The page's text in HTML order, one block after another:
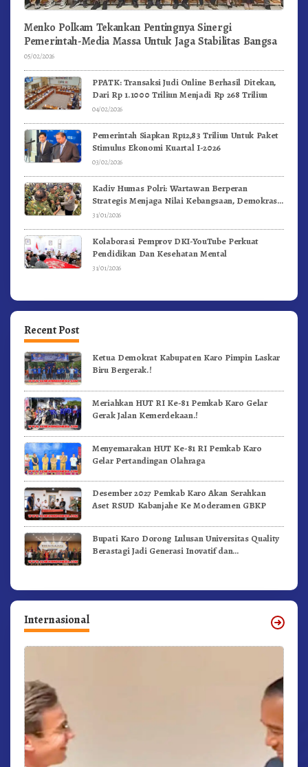
Menko Polkam Tekankan Pentingnya Sinergi
Pemerintah-Media Massa Untuk Jaga Stabilitas Bangsa
05/02/2026
PPATK: Transaksi Judi Online Berhasil Ditekan,
Dari Rp 1.1000 Triliun Menjadi Rp 268 Triliun
04/02/2026
Pemerintah Siapkan Rp12,83 Triliun Untuk Paket
Stimulus Ekonomi Kuartal I-2026
03/02/2026
Kadiv Humas Polri: Wartawan Berperan
Strategis Menjaga Nilai Kebangsaan, Demokrasi,
dan NKRI
31/01/2026
Kolaborasi Pemprov DKI-YouTube Perkuat
Pendidikan Dan Kesehatan Mental
31/01/2026
Recent Post
Ketua Demokrat Kabupaten Karo Pimpin Laskar
Biru Bergerak.!
Meriahkan HUT RI Ke-81 Pemkab Karo Gelar
Gerak Jalan Kemerdekaan.!
Menyemarakan HUT Ke-81 RI Pemkab Karo
Gelar Pertandingan Olahraga
Desember 2027 Pemkab Karo Akan Serahkan
Aset RSUD Kabanjahe Ke Moderamen GBKP
Bupati Karo Dorong Lulusan Universitas Quality
Berastagi Jadi Generasi Inovatif dan
Internasional